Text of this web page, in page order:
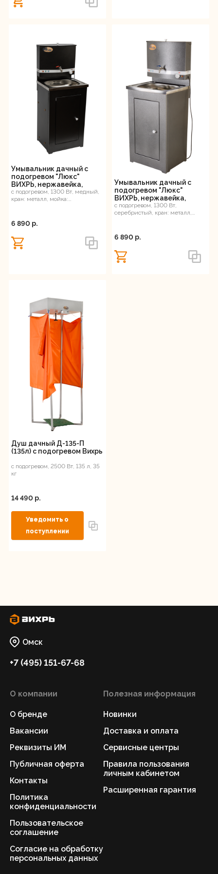
Умывальник дачный с
подогревом "Люкс"
ВИХРЬ, нержавейка,
медный
с подогревом, 1300 Вт, медный,
кран: металл, мойка:
6 890 p.
Умывальник дачный с
подогревом "Люкс"
ВИХРЬ, нержавейка,
серебристый
с подогревом, 1300 Вт,
серебристый, кран: металл,
6 890 p.
Душ дачный Д-135-П
(135л) с подогревом Вихрь
с подогревом, 2500 Вт, 135 л, 35
кг
14 490 p.
Омск
+7 (495) 151-67-68
О компании
О бренде
Вакансии
Реквизиты ИМ
Публичная оферта
Контакты
Политика
конфиденциальности
Пользовательское
соглашение
Согласие на обработку
персональных данных
Полезная информация
Новинки
Доставка и оплата
Сервисные центры
Правила пользования
личным кабинетом
Расширенная гарантия